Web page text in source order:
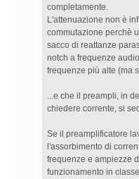
completamente.
L'attenuazione non è
commutazione perchè
sacco di reattanze
notch a frequenze
frequenze più alte (ma
...e che il preampli, in
chiedere corrente, si
Se il preamplificatore
l'assorbimento di
frequenze e ampiezze
funzionamento in